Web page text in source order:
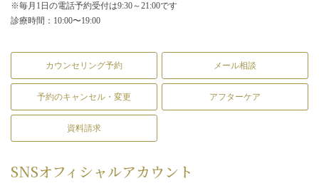
※毎月1日の電話予約受付は9:30～21:00です
診療時間：10:00〜19:00
カウンセリング予約 メール相談
予約のキャンセル・変更 アフターケア
資料請求
SNSオフィシャルアカウント